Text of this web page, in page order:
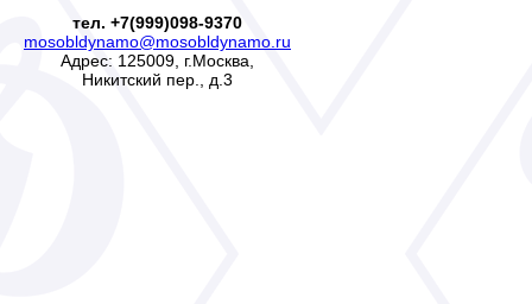
тел. +7(999)098-9370
mosobldynamo@mosobldynamo.ru
Адрес: 125009, г.Москва,
Никитский пер., д.3